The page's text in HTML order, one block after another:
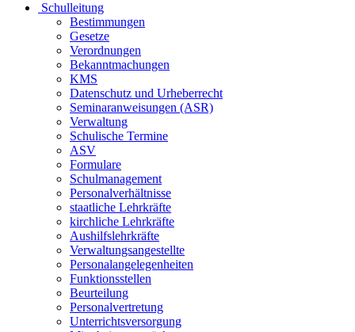
Schulleitung
Bestimmungen
Gesetze
Verordnungen
Bekanntmachungen
KMS
Datenschutz und Urheberrecht
Seminaranweisungen (ASR)
Verwaltung
Schulische Termine
ASV
Formulare
Schulmanagement
Personalverhältnisse
staatliche Lehrkräfte
kirchliche Lehrkräfte
Aushilfslehrkräfte
Verwaltungsangestellte
Personalangelegenheiten
Funktionsstellen
Beurteilung
Personalvertretung
Unterrichtsversorgung